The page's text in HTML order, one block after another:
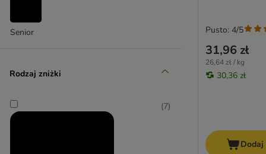
Encore
Eukanuba
Fitmin
Gourmet Gold
Senior
Rodzaj zniżki
(7)
31,96 zł
26,64 zł / kg
30,36 zł
Pusto: 4/5
Dodaj